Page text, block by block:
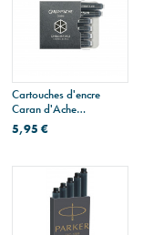
Cartouches d'encre
Caran d'Ache
CHROMATICS - étui de
6
5,95 €